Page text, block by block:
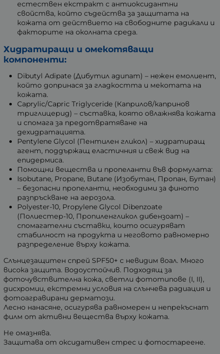
естествен екстракт с антиоксидантни
свойства, който съдейства за защитата на
кожата от действието на свободните радикали и
факторите на околната среда.
Хидратиращи и омекотяващи
компоненти:
Dibutyl Adipate (Дибутил адипат) – нежен емолиент,
който допринася за гладкостта и мекотата на
кожата.
Caprylic/Capric Triglyceride (Каприлов/капринов
триглицерид) – съставка, която овлажнява кожата
и спомага за предотвратяване на
дехидратацията.
Pentylene Glycol (Пентилен гликол) – хидратиращ
агент, поддържащ еластичния и свеж вид на
епидермиса.
Помощни вещества и пропеланти във формулата:
Isobutane, Propane, Butane (Изобутан, Пропан, Бутан)
– безопасни пропеланти, необходими за финото
разпръскване на аерозола.
Polyester-10, Propylene Glycol Dibenzoate
(Полиестер-10, Пропиленгликол дибензоат) –
спомагателни съставки, които осигуряват
стабилност на продукта и неговото равномерно
разпределение върху кожата.
Слънцезащитен спрей SPF50+ с невидим воал. Много
висока защита. Водоустойчив. Подходящ за
фоточувствителна кожа, светли фототипове (I, II),
дисхромии, екстремни условия на слънчева радиация и
фотоагравирани дерматози.
Лесно нанасяне, осигурява равномерен и непрекъснат
филм от активни вещества върху кожата.
Не омазнява.
Защитава от оксидативен стрес и фотостареене.